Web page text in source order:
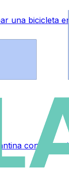
una bicicleta
con una